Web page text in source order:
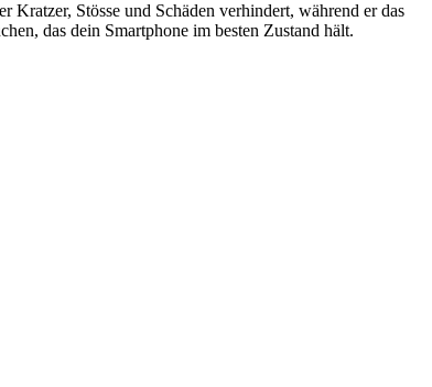
Stösse und Schäden verhindert, während er das
das dein Smartphone im besten Zustand hält.